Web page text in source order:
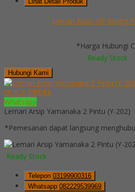
Lemari Arsip VIP Sliding
*Harga Hubungi
Ready Stock
Hubungi Kami
QUICK ORDER
Whatsapp
Lemari Arsip Yamanaka 2 Pintu (Y-202)
*Pemesanan dapat langsung
Ready Stock
Telepon 03199900316
Whatsapp 082229539969